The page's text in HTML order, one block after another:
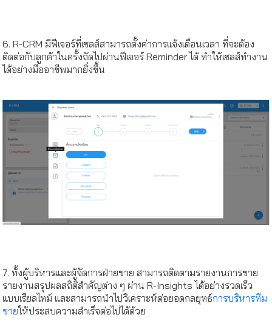
6. R-CRM มีฟีเจอร์ที่เซลส์สามารถตั้งค่าการแจ้งเตือนเวลา ที่จะต้อง
ติดต่อกับลูกค้าในครั้งถัดไปผ่านฟีเจอร์ Reminder ได้ ทำให้เซลส์ทำงาน
ได้อย่างมืออาชีพมากยิ่งขึ้น
7. ทั้งผู้บริหารและผู้จัดการฝ่ายขาย สามารถติดตามรายงานการขาย
รายงานสรุปผลสถิติสำคัญต่าง ๆ ผ่าน R-Insights ได้อย่างรวดเร็ว
แบบเรียลไทม์ และสามารถนำไปวิเคราะห์ต่อยอดกลยุทธ์การบริหารทีม
ขายให้ประสบความสำเร็จต่อไปได้ด้วย